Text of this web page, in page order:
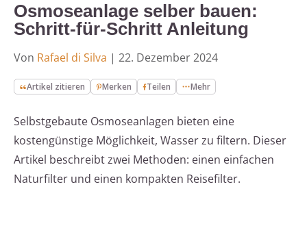
Osmoseanlage selber bauen:
Schritt-für-Schritt Anleitung
Von Rafael di Silva | 22. Dezember 2024
Artikel zitieren Merken Teilen Mehr
Selbstgebaute Osmoseanlagen bieten eine
kostengünstige Möglichkeit, Wasser zu filtern. Dieser
Artikel beschreibt zwei Methoden: einen einfachen
Naturfilter und einen kompakten Reisefilter.